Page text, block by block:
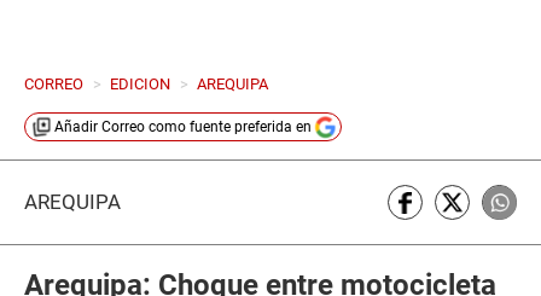
CORREO > EDICION > AREQUIPA
Añadir Correo como fuente preferida en
AREQUIPA
Arequipa: Choque entre motocicleta